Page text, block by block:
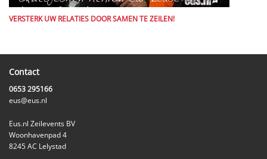
VERSTERK UW RELATIES DOOR SAMEN TE ZEILEN!
Contact
0653 295166
eus@eus.nl
Eus.nl Zeilevents BV
Woonhavenpad 4
8245 AC Lelystad